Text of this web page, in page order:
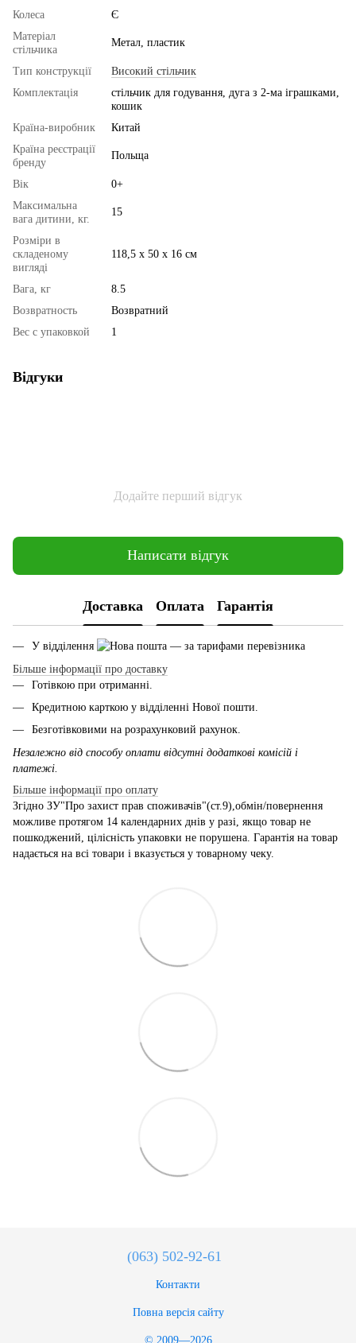
Колеса
Є
Матеріал
стільчика
Метал, пластик
Тип конструкції
Високий стільчик
Комплектація
стільчик для годування, дуга з 2-ма іграшками,
кошик
Країна-виробник
Китай
Країна реєстрації
бренду
Польща
Вік
0+
Максимальна
вага дитини, кг.
15
Розміри в
складеному
вигляді
118,5 x 50 x 16 см
Вага, кг
8.5
Возвратность
Возвратний
Вес с упаковкой
1
Відгуки
Додайте перший відгук
Написати відгук
Доставка Оплата Гарантія
У відділення
— за тарифами перевізника
Більше інформації про доставку
Готівкою при отриманні.
Кредитною карткою у відділенні Нової пошти.
Безготівковими на розрахунковий рахунок.
Незалежно від способу оплати відсутні додаткові комісій і
платежі.
Більше інформації про оплату
Згідно ЗУ"Про захист прав споживачів"(ст.9),обмін/повернення
можливе протягом 14 календарних днів у разі, якщо товар не
пошкоджений, цілісність упаковки не порушена. Гарантія на товар
надається на всі товари і вказується у товарному чеку.
(063) 502-92-61
Контакти
Повна версія сайту
© 2009—2026